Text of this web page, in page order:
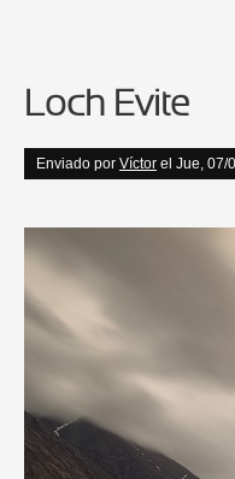
Loch Evite
Enviado por Víctor el Jue, 07/